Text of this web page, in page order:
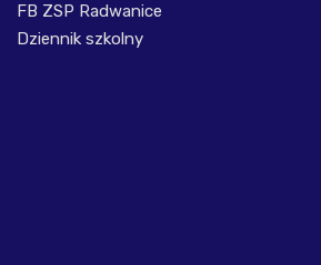
FB ZSP Radwanice
Dziennik szkolny